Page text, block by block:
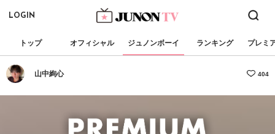
LOGIN
トップ オフィシャル ジュノンボーイ ランキング プレミ
山中絢心 404